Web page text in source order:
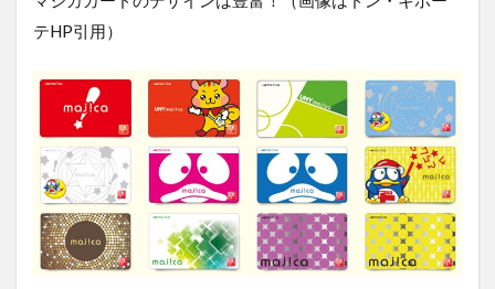
紹介
しま
4.1
キャ
ンペ
ーン
情報
4.2
チラ
テHP引用）